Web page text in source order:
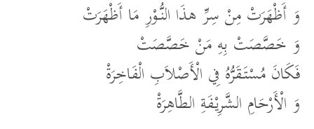
وَ أَظْهَرَتْ مِنْ سِرِّ هذَا النُّوْرِ مَا أَظْهَرَتْ
وَ خَصَّصَتْ بِهِ مَنْ خَصَّصَتْ
فَكَانَ مُسْتَقَرُّهُ فِي الْأَصْلاَبِ الْفَاخِرَةْ
وَ الْأَرْحَامِ الشَّرِيْفَةِ الطَّاهِرَةْ